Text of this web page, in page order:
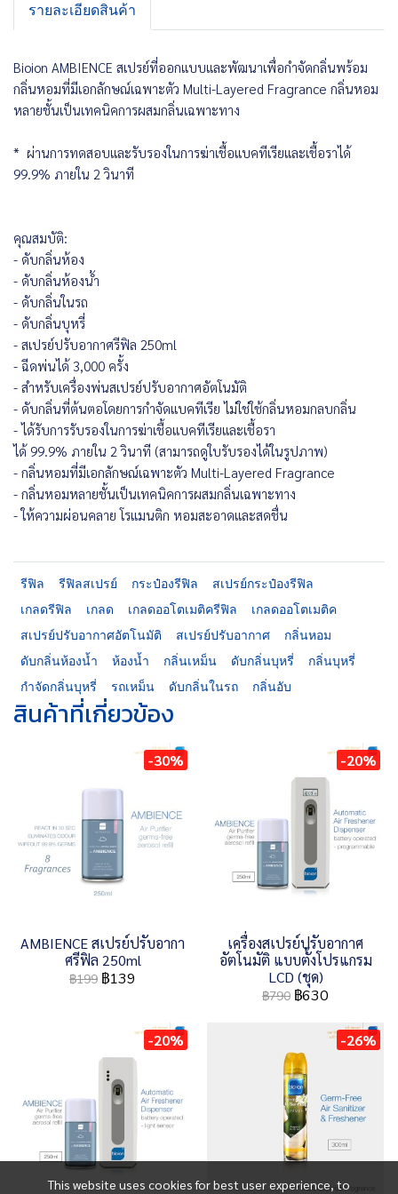
รายละเอียดสินค้า
Bioion AMBIENCE สเปรย์ที่ออกแบบและพัฒนาเพื่อกำจัดกลิ่นพร้อม
กลิ่นหอมที่มีเอกลักษณ์เฉพาะตัว Multi-Layered Fragrance กลิ่นหอม
หลายชั้นเป็นเทคนิคการผสมกลิ่นเฉพาะทาง
* ผ่านการทดสอบและรับรองในการฆ่าเชื้อแบคทีเรียและเชื้อราได้
99.9% ภายใน 2 วินาที
คุณสมบัติ:
- ดับกลิ่นห้อง
- ดับกลิ่นห้องน้ำ
- ดับกลิ่นในรถ
- ดับกลิ่นบุหรี่
- สเปรย์ปรับอากาศรีฟิล 250ml
- ฉีดพ่นได้ 3,000 ครั้ง
- สำหรับเครื่องพ่นสเปรย์ปรับอากาศอัตโนมัติ
- ดับกลิ่นที่ต้นตอโดยการกำจัดแบคทีเรีย ไม่ใช่ใช้กลิ่นหอมกลบกลิ่น
- ได้รับการรับรองในการฆ่าเชื้อแบคทีเรียและเชื้อรา
ได้ 99.9% ภายใน 2 วินาที (สามารถดูใบรับรองได้ในรูปภาพ)
- กลิ่นหอมที่มีเอกลักษณ์เฉพาะตัว Multi-Layered Fragrance
- กลิ่นหอมหลายชั้นเป็นเทคนิคการผสมกลิ่นเฉพาะทาง
- ให้ความผ่อนคลาย โรแมนติก หอมสะอาดและสดชื่น
รีฟิล รีฟิลสเปรย์ กระป๋องรีฟิล
สเปรย์กระป๋องรีฟิล
เกลดรีฟิล
เกลด เกลดออโตเมติครีฟิล
เกลดออโตเมติค
สเปรย์ปรับอากาศอัตโนมัติ
สเปรย์ปรับอากาศ
กลิ่นหอม
ดับกลิ่นห้องน้ำ
ห้องน้ำ กลิ่นเหม็น ดับกลิ่นบุหรี่
กลิ่นบุหรี่
กำจัดกลิ่นบุหรี่
รถเหม็น ดับกลิ่นในรถ กลิ่นอับ
สินค้าที่เกี่ยวข้อง
-30%
AMBIENCE สเปรย์ปรับอากา
ศรีฟิล 250ml
฿199 ฿139
-20%
เครื่องสเปรย์ปรับอากาศ
อัตโนมัติ แบบตั้งโปรแกรม
LCD (ชุด)
฿790 ฿630
-20% -26%
This website uses cookies for best user experience, to